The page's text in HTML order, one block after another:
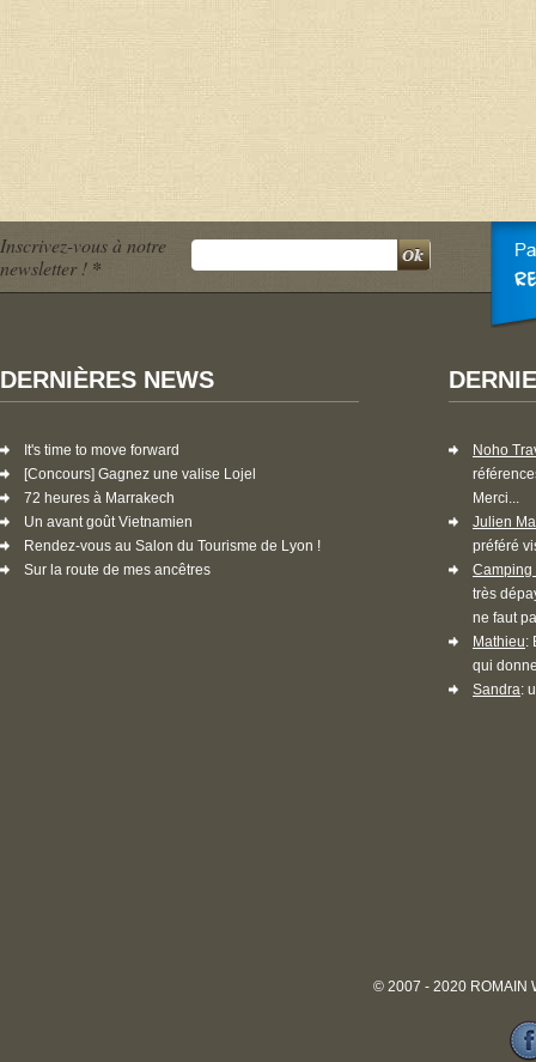
Inscrivez-vous à notre
newsletter ! *
DERNIÈRES NEWS
It's time to move forward
[Concours] Gagnez une valise Lojel
72 heures à Marrakech
Un avant goût Vietnamien
Rendez-vous au Salon du Tourisme de Lyon !
Sur la route de mes ancêtres
Noho
Merci...
Julien
préféré
Camping
très
ne faut
Mathieu:
qui
Sandra:
© 2007 - 2020 ROMAIN